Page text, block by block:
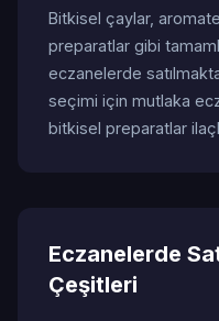
Bitkisel çaylar,
preparatlar gibi
eczanelerde
seçimi için mutlaka
bitkisel preparatlar
Eczanelerde
Çeşitleri